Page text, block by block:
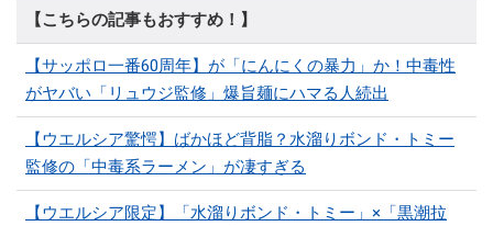
【こちらの記事もおすすめ！】
【サッポロ一番60周年】が「にんにくの暴力」か！中毒性
がヤバい「リュウジ監修」爆旨麺にハマる人続出
【ウエルシア驚愕】ばかほど背脂？水溜りボンド・トミー
監修の「中毒系ラーメン」が凄すぎる
【ウエルシア限定】「水溜りボンド・トミー」×「黒潮拉